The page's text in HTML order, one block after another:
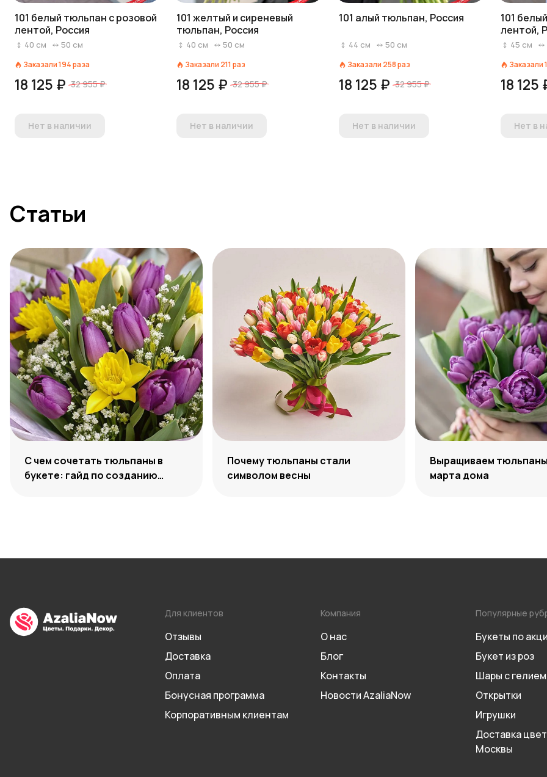
101 белый тюльпан с розовой
лентой, Россия
40 см 50 см
Заказали194раза
18 125 ₽ 32 955 ₽
Нет в наличии
101 желтый и сиреневый
тюльпан, Россия
40 см 50 см
Заказали 211 раз
18 125 ₽ 32 955 ₽
Нет в наличии
101 алый тюльпан, Россия
44 см 50 см
Заказали 258раз
18 125 ₽ 32 955 ₽
Нет в наличии
101
лентой,
45 см
Заказали
18 125
Нет в
Статьи
С чем сочетать тюльпаны в
букете: гайд по созданию
Почему тюльпаны стали
символом весны
Выращиваем тюльпаны
марта дома
Для клиентов
Отзывы
Доставка
Оплата
Бонусная программа
Корпоративным клиентам
Компания
О нас
Блог
Контакты
Новости AzaliaNow
Популярные
Букеты по
Букет из роз
Шары с гелием
Открытки
Игрушки
Доставка
Москвы